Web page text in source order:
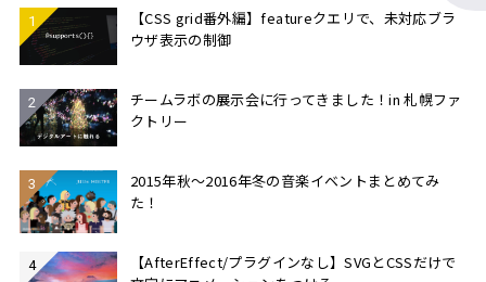
【CSS grid番外編】featureクエリで、未対応ブラ
ウザ表示の制御
チームラボの展示会に行ってきました！in 札幌ファ
クトリー
2015年秋〜2016年冬の音楽イベントまとめてみ
た！
【AfterEffect/プラグインなし】SVGとCSSだけで